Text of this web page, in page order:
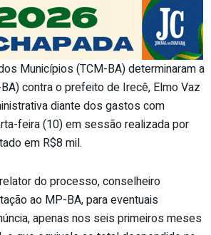
Municípios (TCM-BA) determinaram a
contra o prefeito de Irecê, Elmo Vaz
diante dos gastos com
feira (10) em sessão realizada por
em R$8 mil.
do processo, conselheiro
ao MP-BA, para eventuais
apenas nos seis primeiros meses